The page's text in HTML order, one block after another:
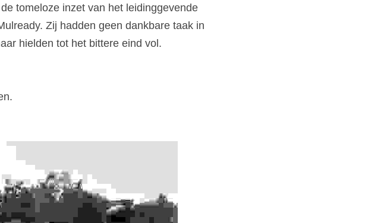
tomeloze inzet van het leidinggevende
Zij hadden geen dankbare taak in
hielden tot het bittere eind vol.